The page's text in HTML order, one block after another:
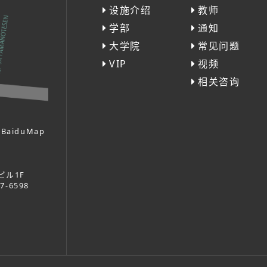
BaiduMap
ル1F
6598
设施介绍
学部
大学院
VIP
教师
通知
常见问题
视频
相关咨询